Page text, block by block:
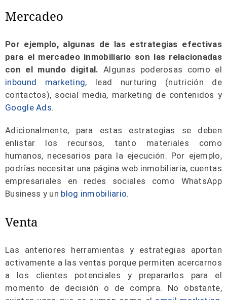
Mercadeo
Por ejemplo, algunas de las estrategias efectivas
para el mercadeo inmobiliario son las relacionadas
con el mundo digital. Algunas poderosas como el
inbound marketing, lead nurturing (nutrición de
contactos), social media, marketing de contenidos y
Google Ads.
Adicionalmente, para estas estrategias se deben
enlistar los recursos, tanto materiales como
humanos, necesarios para la ejecución. Por ejemplo,
podrías necesitar una página web inmobiliaria, cuentas
empresariales en redes sociales como WhatsApp
Business y un blog inmobiliario.
Venta
Las anteriores herramientas y estrategias aportan
activamente a las ventas porque permiten acercarnos
a los clientes potenciales y prepararlos para el
momento de decisión o de compra. No obstante,